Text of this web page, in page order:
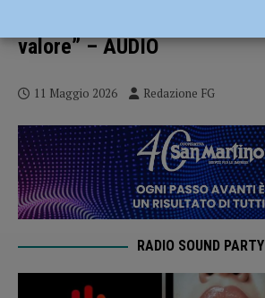
valore” – AUDIO
11 Maggio 2026 Redazione FG
RADIO SOUND PARTY